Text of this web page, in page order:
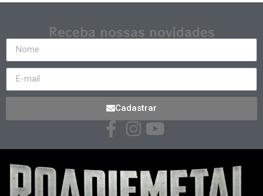
Receba nossas novidades
Cadastrar